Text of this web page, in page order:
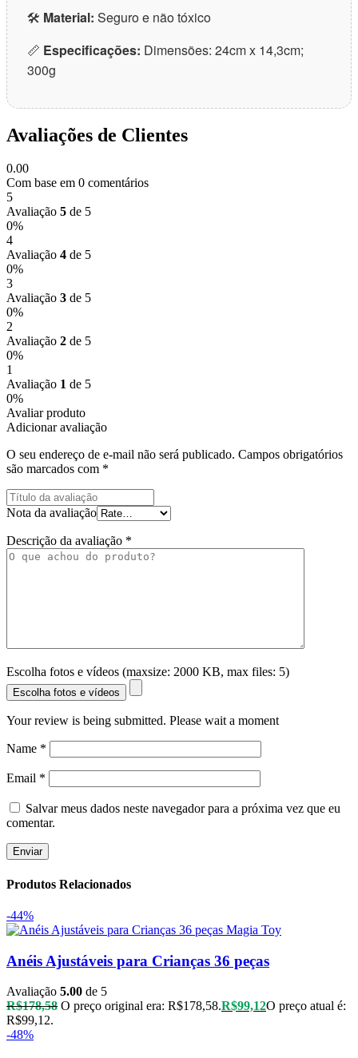
🛠 Material: Seguro e não tóxico
📏 Especificações: Dimensões: 24cm x 14,3cm;
300g
Avaliações de Clientes
0.00
Com base em 0 comentários
5
Avaliação 5 de 5
0%
4
Avaliação 4 de 5
0%
3
Avaliação 3 de 5
0%
2
Avaliação 2 de 5
0%
1
Avaliação 1 de 5
0%
Avaliar produto
Adicionar avaliação
O seu endereço de e-mail não será publicado. Campos obrigatórios
são marcados com *
Nota da avaliação
Descrição da avaliação *
Escolha fotos e vídeos (maxsize: 2000 KB, max files: 5)
Escolha fotos e vídeos
Your review is being submitted. Please wait a moment
Name *
Email *
Salvar meus dados neste navegador para a próxima vez que eu
comentar.
Produtos Relacionados
-44%
Anéis Ajustáveis para Crianças 36 peças
Avaliação 5.00 de 5
R$178,58 O preço original era: R$178,58.R$99,12O preço atual é:
R$99,12.
-48%